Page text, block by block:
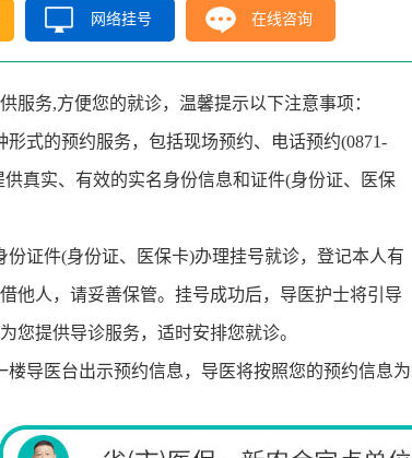
网络挂号 在线咨询
服务,方便您的就诊，温馨提示以下注意事项：
的预约服务，包括现场预约、电话预约(0871-
真实、有效的实名身份信息和证件(身份证、医保
证件(身份证、医保卡)办理挂号就诊，登记本人有
他人，请妥善保管。挂号成功后，导医护士将引导
您提供导诊服务，适时安排您就诊。
导医台出示预约信息，导医将按照您的预约信息为
医生，到相应诊室就诊。